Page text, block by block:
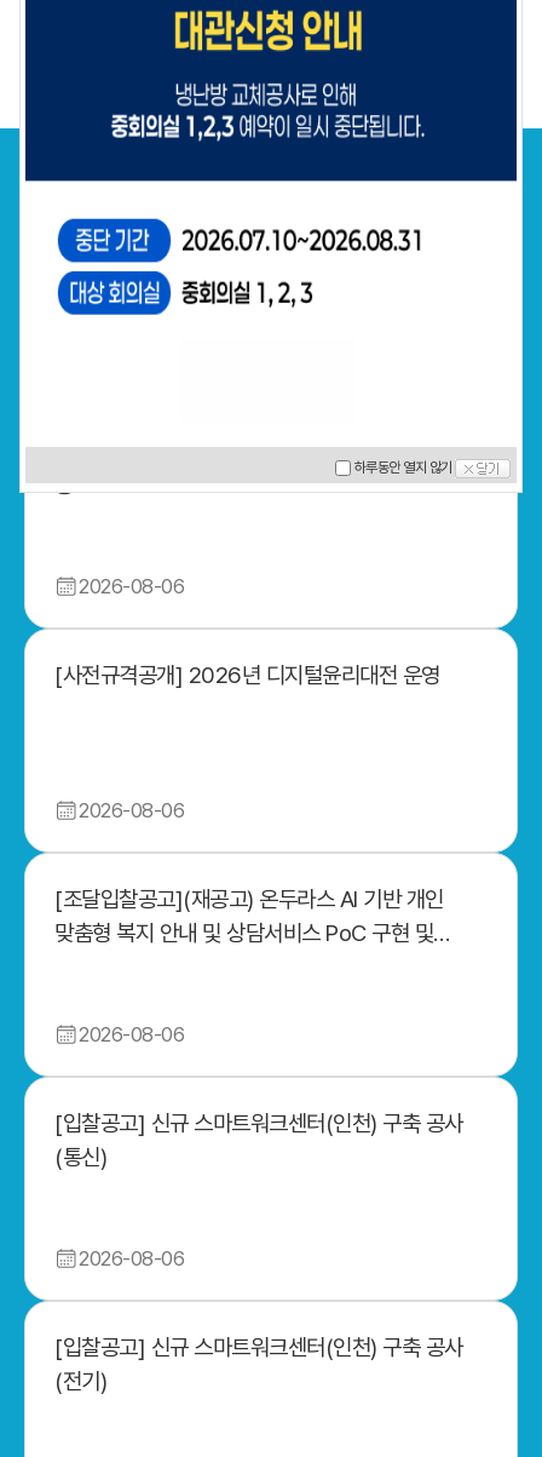
하루동안 열지 않기
1/ 1
지원사업
전체천안과학산업진흥원 충청남도 지원사업
지역 주도형 AI 대전환 사업 종합 기업지원 모집
공고
2026-08-06
[사전규격공개] 2026년 디지털윤리대전 운영
2026-08-06
[조달입찰공고](재공고) 온두라스 AI 기반 개인
맞춤형 복지 안내 및 상담서비스 PoC 구현 및
2026-08-06
[입찰공고] 신규 스마트워크센터(인천) 구축 공사
(통신)
2026-08-06
[입찰공고] 신규 스마트워크센터(인천) 구축 공사
(전기)